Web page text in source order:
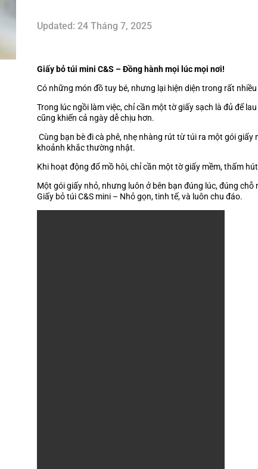
Updated: 24 Tháng 7, 2025
Giấy bỏ túi mini C&S – Đồng hành mọi lúc mọi nơi!
Có những món đồ tuy bé, nhưng lại hiện diện trong rất
Trong lúc ngồi làm việc, chỉ cần một tờ giấy sạch là đủ để
cũng khiến cả ngày dễ chịu hơn.
Cùng bạn bè đi cà phê, nhẹ nhàng rút từ túi ra một gói
khoảnh khắc thường nhật.
Khi hoạt động đổ mồ hôi, chỉ cần một tờ giấy mềm, thấm
Một gói giấy nhỏ, nhưng luôn ở bên bạn đúng lúc, đúng
Giấy bỏ túi C&S mini – Nhỏ gọn, tinh tế, và luôn chu đáo.